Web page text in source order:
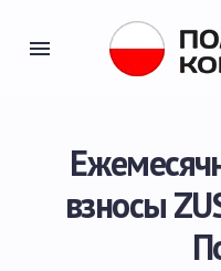
взносы